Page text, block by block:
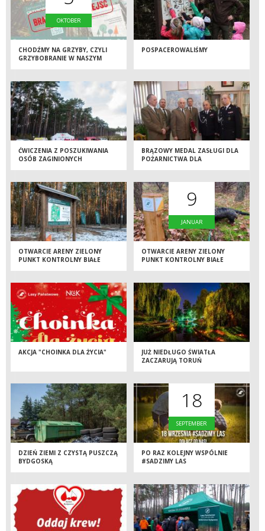
OKTOBER
CHODŹMY NA GRZYBY, CZYLI
GRZYBOBRANIE W NASZYM
POSPACEROWALIŚMY
ĆWICZENIA Z POSZUKIWANIA
OSÓB ZAGINIONYCH
BRĄZOWY MEDAL ZASŁUGI DLA
POŻARNICTWA DLA
OTWARCIE ARENY ZIELONY
PUNKT KONTROLNY BIAŁE
9
JANUAR
OTWARCIE ARENY ZIELONY
PUNKT KONTROLNY BIAŁE
AKCJA "CHOINKA DLA ŻYCIA"
JUŻ NIEDŁUGO ŚWIATŁA
ZACZARUJĄ TORUŃ
DZIEŃ ZIEMI Z CZYSTĄ PUSZCZĄ
BYDGOSKĄ
18
SEPTEMBER
PO RAZ KOLEJNY WSPÓLNIE
#SADZIMY LAS